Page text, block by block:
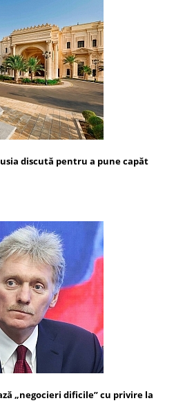
discută pentru a pune capăt
„negocieri dificile” cu privire la